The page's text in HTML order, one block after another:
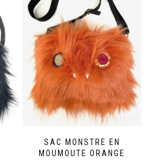
SAC MONSTRE EN
MOUMOUTE ORANGE